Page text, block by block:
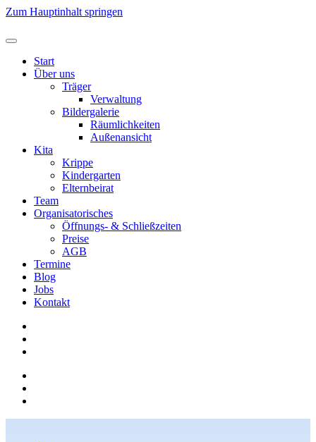
Zum Hauptinhalt springen
Start
Über uns
Träger
Verwaltung
Bildergalerie
Räumlichkeiten
Außenansicht
Kita
Krippe
Kindergarten
Elternbeirat
Team
Organisatorisches
Öffnungs- & Schließzeiten
Preise
AGB
Termine
Blog
Jobs
Kontakt